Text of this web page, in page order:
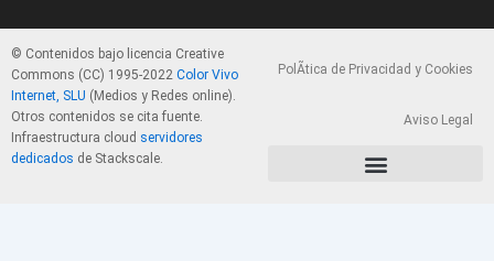
© Contenidos bajo licencia Creative
Commons (CC) 1995-2022 Color Vivo
Internet, SLU (Medios y Redes online).
Otros contenidos se cita fuente.
Infraestructura cloud servidores
dedicados de Stackscale.
PolÃ­tica de Privacidad y Cookies
Aviso Legal